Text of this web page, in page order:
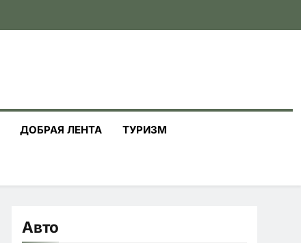
ДОБРАЯ ЛЕНТА ТУРИЗМ
Авто